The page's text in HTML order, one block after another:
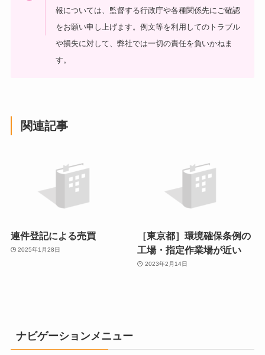
報については、監督する行政庁や各種関係先にご確認
をお願い申し上げます。例文等を利用してのトラブル
や損失に対して、弊社では一切の責任を負いかねま
す。
関連記事
連件登記による売買
2025年1月28日
［東京都］環境確保条例の
工場・指定作業場が近い
2023年2月14日
ナビゲーションメニュー